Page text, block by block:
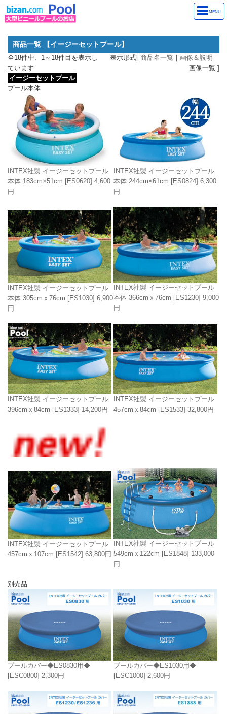
MENU
商品一覧 【イージーセットプール】
全18件中、1～18件目を表示し
ています
表示形式[ 商品名一覧 ｜ 画像＆説明 ｜
画像一覧 ]
イージーセットプール
プール本体
INTEX社製 イージーセットプール
本体 183cm×51cm [ES0620] 4,600
円
INTEX社製 イージーセットプール
本体 244cm×61cm [ES0824] 6,300
円
INTEX社製 イージーセットプール
本体 305cmｘ76cm [ES1030] 6,900
円
INTEX社製 イージーセットプール
本体 366cmｘ76cm [ES1230] 9,000
円
INTEX社製 イージーセットプール
396cmｘ84cm [ES1333] 14,200円
INTEX社製 イージーセットプール
457cmｘ84cm [ES1533] 32,800円
INTEX社製 イージーセットプール
457cmｘ107cm [ES1542] 63,800円
INTEX社製 イージーセットプール
549cmｘ122cm [ES1848] 133,000
円
別売品
プールカバー◆ES0830用◆
[ESC0800] 2,300円
プールカバー◆ES1030用◆
[ESC1000] 2,600円